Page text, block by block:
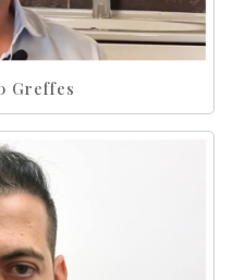
Greffes